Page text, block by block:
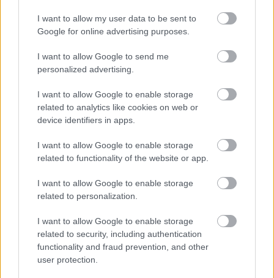
I want to allow my user data to be sent to
Google for online advertising purposes.
I want to allow Google to send me
personalized advertising.
I want to allow Google to enable storage
related to analytics like cookies on web or
device identifiers in apps.
I want to allow Google to enable storage
related to functionality of the website or app.
I want to allow Google to enable storage
related to personalization.
I want to allow Google to enable storage
related to security, including authentication
functionality and fraud prevention, and other
user protection.
6 γραφικά χωριά των Κυκλάδων που αξίζει να
ανακαλύψετε
7 έξυπνα tips για να φτιάξετε γρήγορα τη βαλίτσα
Η εξωτική παραλία της Πάργας που θα λατρέψετε